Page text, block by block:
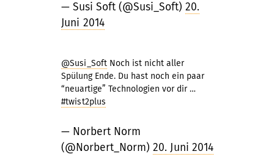
— Susi Soft (@Susi_Soft) 20.
Juni 2014
@Susi_Soft Noch ist nicht aller
Spülung Ende. Du hast noch ein paar
“neuartige” Technologien vor dir …
#twist2plus
— Norbert Norm
(@Norbert_Norm) 20. Juni 2014